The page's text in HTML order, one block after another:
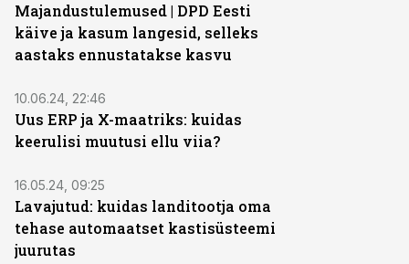
Majandustulemused | DPD Eesti
käive ja kasum langesid, selleks
aastaks ennustatakse kasvu
10.06.24, 22:46
Uus ERP ja X-maatriks: kuidas
keerulisi muutusi ellu viia?
16.05.24, 09:25
Lavajutud: kuidas landitootja oma
tehase automaatset kastisüsteemi
juurutas